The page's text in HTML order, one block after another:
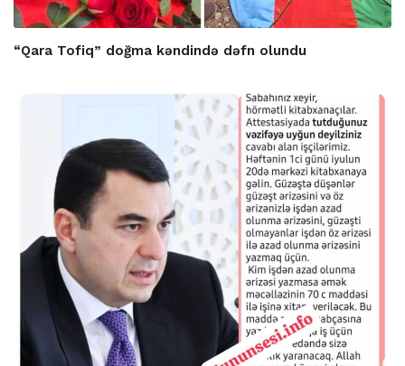
“Qara Tofiq” doğma kəndində dəfn olundu